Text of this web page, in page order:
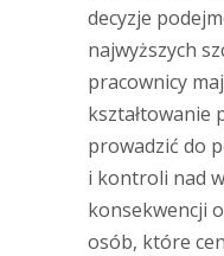
decyzje
najwyższych
pracownicy
kształtowanie
prowadzić do
i kontroli nad
konsekwencji
osób, które